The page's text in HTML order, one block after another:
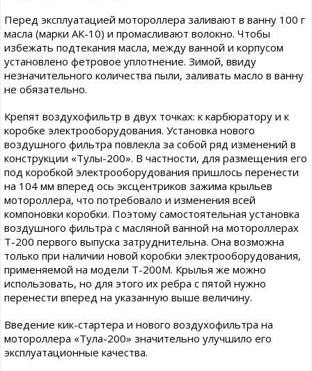
Перед эксплуатацией мотороллера заливают в ванну 100 г
масла (марки АК-10) и промасливают волокно. Чтобы
избежать подтекания масла, между ванной и корпусом
установлено фетровое уплотнение. Зимой, ввиду
незначительного количества пыли, заливать масло в ванну
не обязательно.
Крепят воздухофильтр в двух точках: к карбюратору и к
коробке электрооборудования. Установка нового
воздушного фильтра повлекла за собой ряд изменений в
конструкции «Тулы-200». В частности, для размещения его
под коробкой электрооборудования пришлось перенести
на 104 мм вперед ось эксцентриков зажима крыльев
мотороллера, что потребовало и изменения всей
компоновки коробки. Поэтому самостоятельная установка
воздушного фильтра с масляной ванной на мотороллерах
Т-200 первого выпуска затруднительна. Она возможна
только при наличии новой коробки электрооборудования,
применяемой на модели Т-200М. Крылья же можно
использовать, но для этого их ребра с пятой нужно
перенести вперед на указанную выше величину.
Введение кик-стартера и нового воздухофильтра на
мотороллера «Тула-200» значительно улучшило его
эксплуатационные качества.